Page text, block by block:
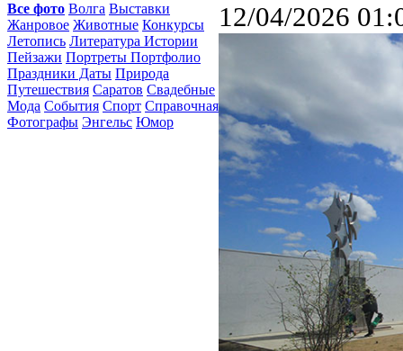
Все фото Волга Выставки
Жанровое Животные Конкурсы
Летопись Литература Истории
Пейзажи Портреты Портфолио
Праздники Даты Природа
Путешествия Саратов Свадебные
Мода События Спорт Справочная
Фотографы Энгельс Юмор
12/04/2026